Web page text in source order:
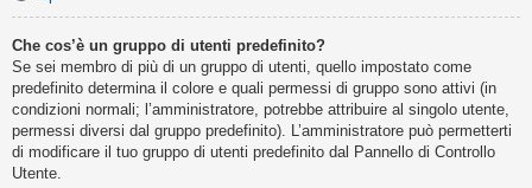
Che cos’è un gruppo di utenti predefinito?
Se sei membro di più di un gruppo di utenti, quello impostato come
predefinito determina il colore e quali permessi di gruppo sono attivi (in
condizioni normali; l’amministratore, potrebbe attribuire al singolo utente,
permessi diversi dal gruppo predefinito). L’amministratore può permetterti
di modificare il tuo gruppo di utenti predefinito dal Pannello di Controllo
Utente.